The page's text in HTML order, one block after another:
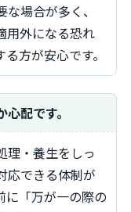
場合が多く、
用外になる恐れ
方が安心です。
配です。
応できる体制が
に「万が一の際の